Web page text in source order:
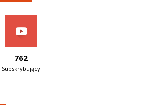
762
Subskrybujący